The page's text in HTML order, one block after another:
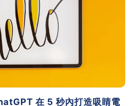
在 5 秒內打造吸睛電